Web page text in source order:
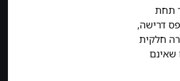
תחת
דרישה,
חלקית
שאינם